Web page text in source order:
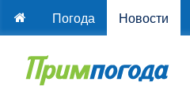
Погода Новости